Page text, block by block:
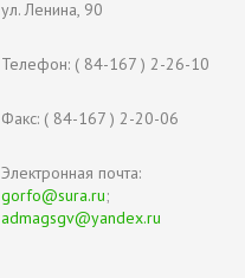
ул. Ленина, 90
Телефон: ( 84-167 ) 2-26-10
Факс: ( 84-167 ) 2-20-06
Электронная почта:
gorfo@sura.ru;
admagsgv@yandex.ru